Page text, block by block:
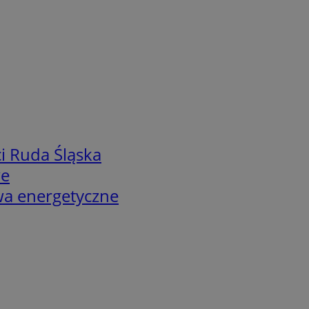
Śląska
energetyczne